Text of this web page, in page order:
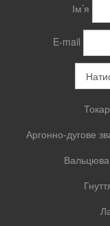
Ім’я
E-mail
Аргонно-дугове